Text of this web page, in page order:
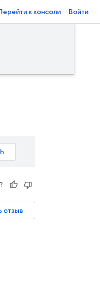
к консоли Войти
отзыв